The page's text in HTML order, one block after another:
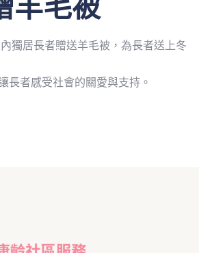
羊毛被
獨居長者贈送羊毛被，為長者送上冬
長者感受社會的關愛與支持。